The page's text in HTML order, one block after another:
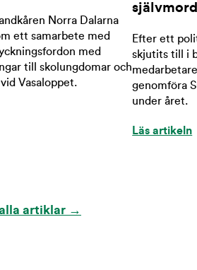
Norra Dalarna
ett samarbete med
med
till skolungdomar och
Vasaloppet.
självmord
Efter ett
skjutits till i
genomföra
under året.
Läs artikeln
artiklar →